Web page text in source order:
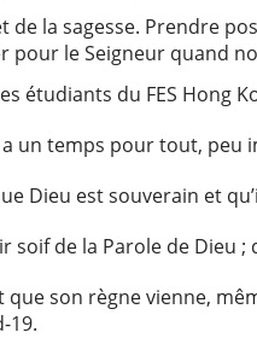
de la sagesse. Prendre
pour le Seigneur quand
étudiants du FES Hong
a un temps pour tout, peu
Dieu est souverain et
soif de la Parole de Dieu
que son règne vienne,
19.